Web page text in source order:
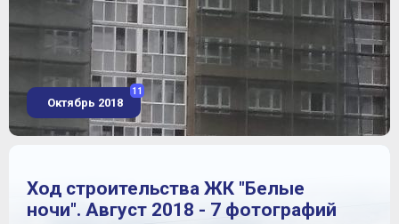
Октябрь 2018
11
Ход строительства ЖК "Белые
ночи". Август 2018 - 7 фотографий